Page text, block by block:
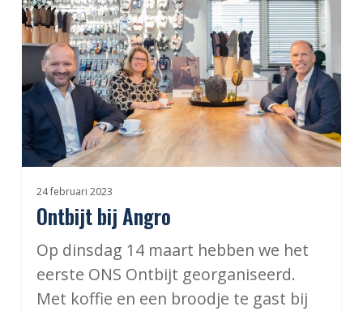
Angro
24 februari 2023
Ontbijt bij Angro
Op dinsdag 14 maart hebben we het
eerste ONS Ontbijt georganiseerd.
Met koffie en een broodje te gast bij